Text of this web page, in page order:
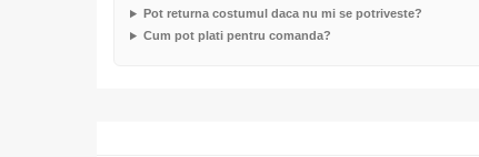
Pot returna costumul daca nu mi se potriveste?
Cum pot plati pentru comanda?